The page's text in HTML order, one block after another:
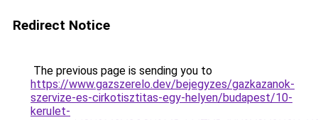
Redirect Notice
The previous page is sending you to
https://www.gazszerelo.dev/bejegyzes/gazkazanok-
szervize-es-cirkotisztitas-egy-helyen/budapest/10-
kerulet-